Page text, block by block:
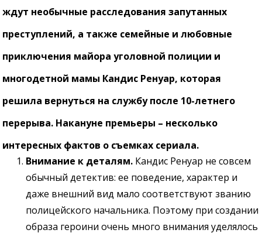
ждут необычные расследования запутанных
преступлений, а также семейные и любовные
приключения майора уголовной полиции и
многодетной мамы Кандис Ренуар, которая
решила вернуться на службу после 10-летнего
перерыва. Накануне премьеры – несколько
интересных фактов о съемках сериала.
Внимание к деталям. Кандис Ренуар не совсем
обычный детектив: ее поведение, характер и
даже внешний вид мало соответствуют званию
полицейского начальника. Поэтому при создании
образа героини очень много внимания уделялось